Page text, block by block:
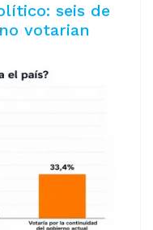
seis de
votarian